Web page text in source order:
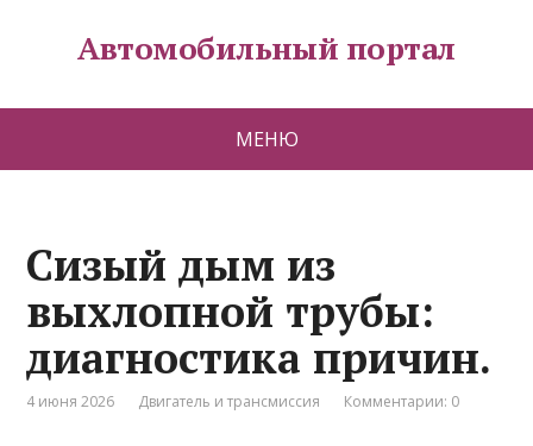
Автомобильный портал
МЕНЮ
Сизый дым из
выхлопной трубы:
диагностика причин.
4 июня 2026 Двигатель и трансмиссия Комментарии: 0